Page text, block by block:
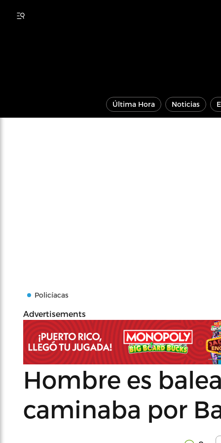
Última Hora Noticias
Policíacas
Advertisements
Hombre es
caminaba por